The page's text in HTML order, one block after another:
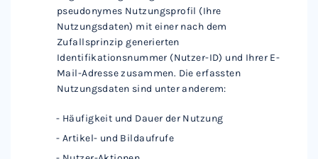
pseudonymes Nutzungsprofil (Ihre
Nutzungsdaten) mit einer nach dem
Zufallsprinzip generierten
Identifikationsnummer (Nutzer-ID) und Ihrer E-
Mail-Adresse zusammen. Die erfassten
Nutzungsdaten sind unter anderem:
Häufigkeit und Dauer der Nutzung
Artikel- und Bildaufrufe